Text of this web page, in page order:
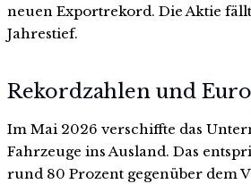
neuen Exportrekord. Die Aktie
Jahrestief.
Rekordzahlen und
Im Mai 2026 verschiffte das
Fahrzeuge ins Ausland. Das
rund 80 Prozent gegenüber dem